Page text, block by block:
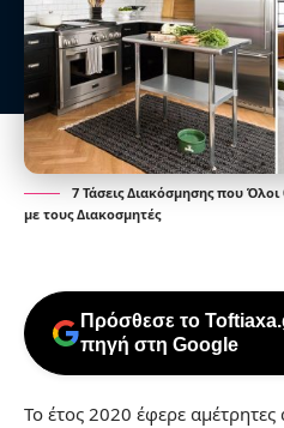
7 Τάσεις Διακόσμησης που
με τους Διακοσμητές
Πρόσθεσε το
πηγή στη Google
Το έτος 2020 έφερε